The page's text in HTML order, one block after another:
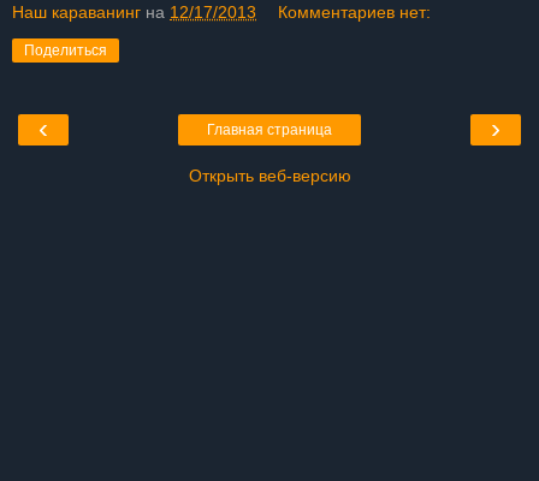
Наш караванинг на 12/17/2013 Комментариев нет:
Поделиться
‹ ›
Главная страница
Открыть веб-версию